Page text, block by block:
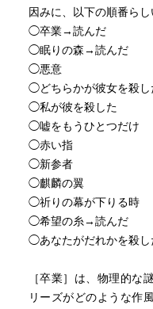
そんな中、第二の事件
田康成が毒殺されるの
風間とも親しい人物だ
か、捜査本部は慎重に
く異なるため、捜査は
ある柳生講介が何者か
性を帯び、バレエ団全
加賀は、事件の鍵が「
える。団員たちは舞台
方、主役を巡る競争は
重圧がかかる。風間は
に特別な期待を寄せて
ていたが、その扱い方
因みに、以下の順番らし
◯卒業→読んだ
◯眠りの森→読んだ
◯悪意
◯どちらかが彼女を殺し
◯私が彼を殺した
◯嘘をもうひとつだけ
◯赤い指
◯新参者
◯麒麟の翼
◯祈りの幕が下りる時
◯希望の糸→読んだ
◯あなたがだれかを殺し
［卒業］は、物理的な
リーズがどのような作